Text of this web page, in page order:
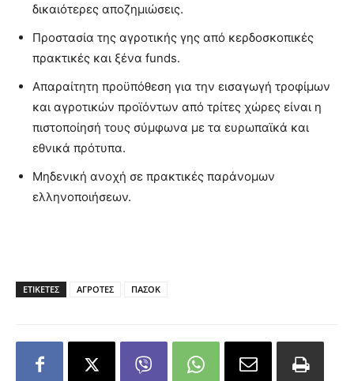
δικαιότερες αποζημιώσεις.
Προστασία της αγροτικής γης από κερδοσκοπικές
πρακτικές και ξένα funds.
Απαραίτητη προϋπόθεση για την εισαγωγή τροφίμων
και αγροτικών προϊόντων από τρίτες χώρες είναι η
πιστοποίησή τους σύμφωνα με τα ευρωπαϊκά και
εθνικά πρότυπα.
Μηδενική ανοχή σε πρακτικές παράνομων
ελληνοποιήσεων.
ΕΤΙΚΕΤΕΣ ΑΓΡΟΤΕΣ ΠΑΣΟΚ